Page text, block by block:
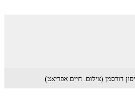
דורסמן (צילום: חיים אפריאט)